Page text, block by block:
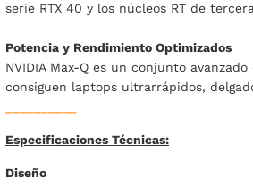
serie RTX 40 y los núcleos RT de
Potencia y Rendimiento Optimizados
NVIDIA Max-Q es un conjunto
consiguen laptops ultrarrápidos,
Especificaciones Técnicas:
Diseño